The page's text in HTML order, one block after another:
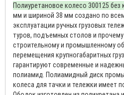
Полиуретановое колесо 300125 без
мм и шириной 38 мм создано по
эксплуатации ручных грузовых
туров, подъемных столов и
строительному и промышленному
перемещения крупногабаритных
гарантируют современные и
полиамид. Полиамидный диск
колеса для тачки и тележки имеет